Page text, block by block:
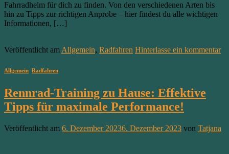
Fahrradhelm für dich zu finden. Von den verschiedenen Arten bis
hin zu Tipps zur richtigen Anprobe – hier findest du alle wichtigen
Informationen, […]
Veröffentlicht am Allgemein, Radfahren Hinterlasse ein kommentar
Allgemein Radfahren
Rennrad-Training zu Hause: Effektive
Tipps für maximale Performance!
Veröffentlicht am 6. Dezember 20236. Dezember 2023 von Tatjana